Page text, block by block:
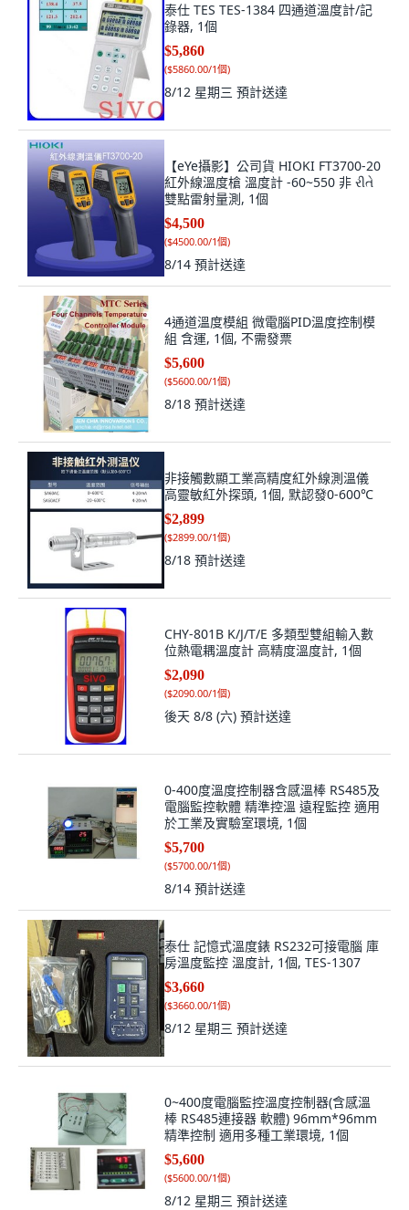
泰仕 TES TES-1384 四通道溫度計/記
錄器, 1個
$5,860
($5860.00/1個)
8/12 星期三 預計送達
【eYe攝影】公司貨 HIOKI FT3700-20
紅外線溫度槍 溫度計 -60~550 非 રીતે
雙點雷射量測, 1個
$4,500
($4500.00/1個)
8/14 預計送達
4通道溫度模組 微電腦PID溫度控制模
組 含運, 1個, 不需發票
$5,600
($5600.00/1個)
8/18 預計送達
非接觸數顯工業高精度紅外線測溫儀
高靈敏紅外探頭, 1個, 默認發0-600℃
$2,899
($2899.00/1個)
8/18 預計送達
CHY-801B K/J/T/E 多類型雙組輸入數
位熱電耦溫度計 高精度溫度計, 1個
$2,090
($2090.00/1個)
後天 8/8 (六) 預計送達
0-400度溫度控制器含感溫棒 RS485及
電腦監控軟體 精準控溫 遠程監控 適用
於工業及實驗室環境, 1個
$5,700
($5700.00/1個)
8/14 預計送達
泰仕 記憶式溫度錶 RS232可接電腦 庫
房溫度監控 溫度計, 1個, TES-1307
$3,660
($3660.00/1個)
8/12 星期三 預計送達
0~400度電腦監控溫度控制器(含感溫
棒 RS485連接器 軟體) 96mm*96mm
精準控制 適用多種工業環境, 1個
$5,600
($5600.00/1個)
8/12 星期三 預計送達